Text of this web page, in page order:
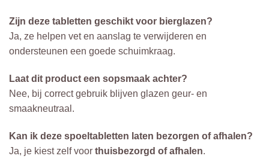
Zijn deze tabletten geschikt voor bierglazen?
Ja, ze helpen vet en aanslag te verwijderen en
ondersteunen een goede schuimkraag.
Laat dit product een sopsmaak achter?
Nee, bij correct gebruik blijven glazen geur- en
smaakneutraal.
Kan ik deze spoeltabletten laten bezorgen of afhalen?
Ja, je kiest zelf voor thuisbezorgd of afhalen.